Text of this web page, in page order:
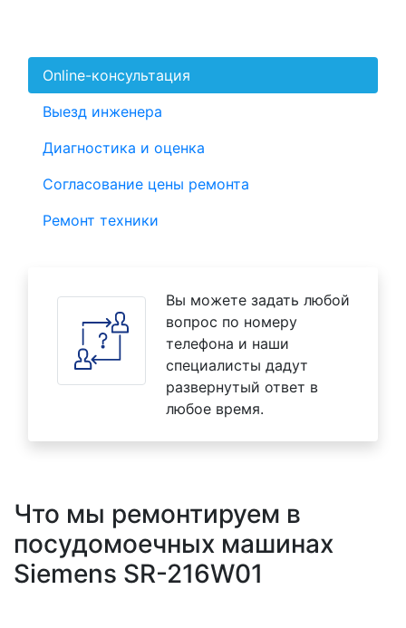
Online-консультация
Выезд инженера
Диагностика и оценка
Согласование цены ремонта
Ремонт техники
Вы можете задать любой
вопрос по номеру
телефона и наши
специалисты дадут
развернутый ответ в
любое время.
Что мы ремонтируем в
посудомоечных машинах
Siemens SR-216W01